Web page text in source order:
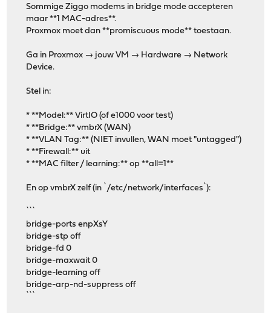
Sommige Ziggo modems in bridge mode accepteren
maar **1 MAC-adres**.
Proxmox moet dan **promiscuous mode** toestaan.
Ga in Proxmox → jouw VM → Hardware → Network
Device.
Stel in:
* **Model:** VirtIO (of e1000 voor test)
* **Bridge:** vmbrX (WAN)
* **VLAN Tag:** (NIET invullen, WAN moet "untagged")
* **Firewall:** uit
* **MAC filter / learning:** op **all=1**
En op vmbrX zelf (in `/etc/network/interfaces`):
bridge-ports enpXsY
bridge-stp off
bridge-fd 0
bridge-maxwait 0
bridge-learning off
bridge-arp-nd-suppress off